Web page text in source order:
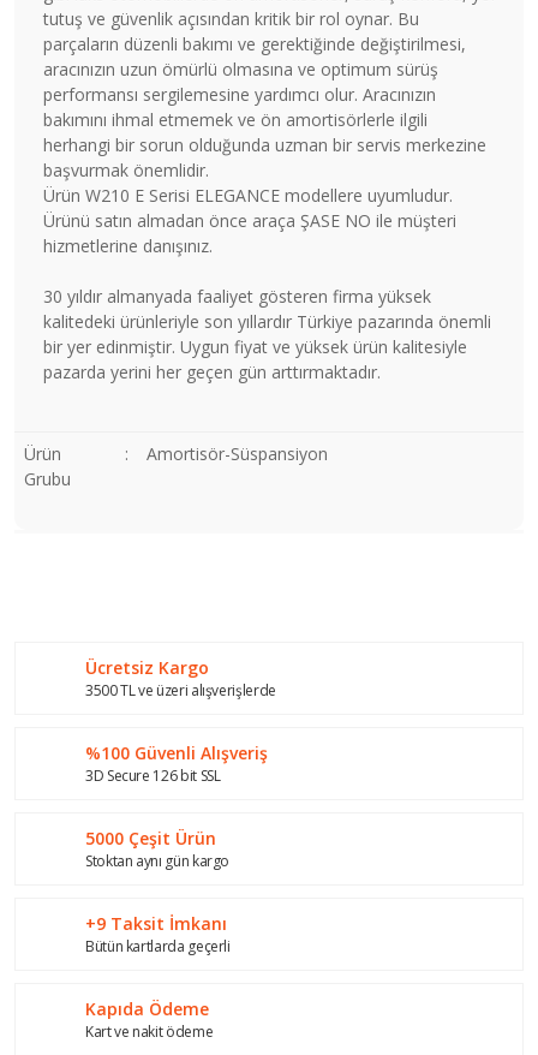
tutuş ve güvenlik açısından kritik bir rol oynar. Bu
parçaların düzenli bakımı ve gerektiğinde değiştirilmesi,
aracınızın uzun ömürlü olmasına ve optimum sürüş
performansı sergilemesine yardımcı olur. Aracınızın
bakımını ihmal etmemek ve ön amortisörlerle ilgili
herhangi bir sorun olduğunda uzman bir servis merkezine
başvurmak önemlidir.
Ürün W210 E Serisi ELEGANCE modellere uyumludur.
Ürünü satın almadan önce araça ŞASE NO ile müşteri
hizmetlerine danışınız.
30 yıldır almanyada faaliyet gösteren firma yüksek
kalitedeki ürünleriyle son yıllardır Türkiye pazarında önemli
bir yer edinmiştir. Uygun fiyat ve yüksek ürün kalitesiyle
pazarda yerini her geçen gün arttırmaktadır.
Ürün
Grubu
: Amortisör-Süspansiyon
Ürün resmi kalitesiz, bozuk veya görüntülenemiyor.
Ürün bilgilerinde hatalar bulunuyor.
Bu ürüne benzer farklı alternatifler olmalı.
Ücretsiz Kargo
3500 TL ve üzeri alışverişlerde
%100 Güvenli Alışveriş
3D Secure 126 bit SSL
5000 Çeşit Ürün
Stoktan aynı gün kargo
+9 Taksit İmkanı
Bütün kartlarda geçerli
Kapıda Ödeme
Kart ve nakit ödeme